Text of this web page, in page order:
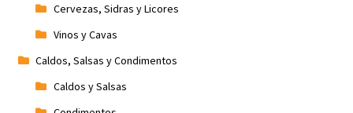
Cervezas, Sidras y Licores
Vinos y Cavas
Caldos, Salsas y Condimentos
Caldos y Salsas